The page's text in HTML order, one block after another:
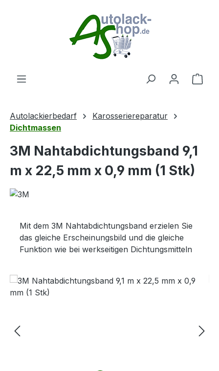
Autolackierbedarf
Karosseriereparatur
Dichtmassen
3M Nahtabdichtungsband 9,1
m x 22,5 mm x 0,9 mm (1 Stk)
Mit dem 3M Nahtabdichtungsband erzielen Sie
das gleiche Erscheinungsbild und die gleiche
Funktion wie bei werkseitigen Dichtungsmitteln
Bildergalerie überspringen